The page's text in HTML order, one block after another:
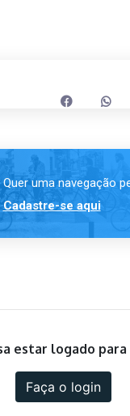
Quer uma navegação
Cadastre-se aqui
estar logado
Faça o login